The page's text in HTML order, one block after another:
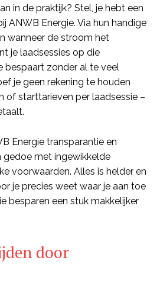
in de praktijk? Stel, je hebt een
ANWB Energie. Via hun handige
wanneer de stroom het
je laadsessies op die
bespaart zonder al te veel
je geen rekening te houden
of starttarieven per laadsessie –
Energie transparantie en
gedoe met ingewikkelde
voorwaarden. Alles is helder en
je precies weet waar je aan toe
besparen een stuk makkelijker
door